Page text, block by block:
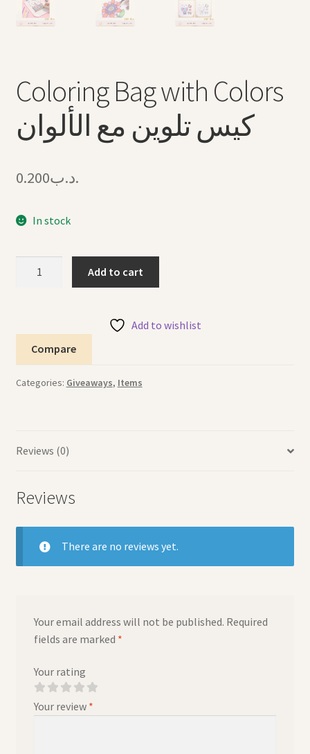
Coloring Bag with Colors
كيس تلوين مع الألوان
.د.ب0.200
In stock
كيس
تلوين
مع
الألوان
Add to cart
Add to wishlist
Compare
Categories: Giveaways, Items
Reviews (0)
Reviews
There are no reviews yet.
Your email address will not be published. Required
fields are marked *
Your rating
Your review *